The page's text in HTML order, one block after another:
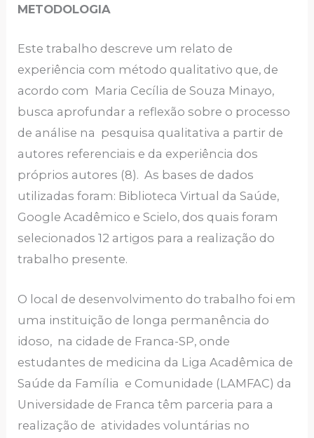
METODOLOGIA
Este trabalho descreve um relato de
experiência com método qualitativo que, de
acordo com Maria Cecília de Souza Minayo,
busca aprofundar a reflexão sobre o processo
de análise na pesquisa qualitativa a partir de
autores referenciais e da experiência dos
próprios autores (8). As bases de dados
utilizadas foram: Biblioteca Virtual da Saúde,
Google Acadêmico e Scielo, dos quais foram
selecionados 12 artigos para a realização do
trabalho presente.
O local de desenvolvimento do trabalho foi em
uma instituição de longa permanência do
idoso, na cidade de Franca-SP, onde
estudantes de medicina da Liga Acadêmica de
Saúde da Família e Comunidade (LAMFAC) da
Universidade de Franca têm parceria para a
realização de atividades voluntárias no